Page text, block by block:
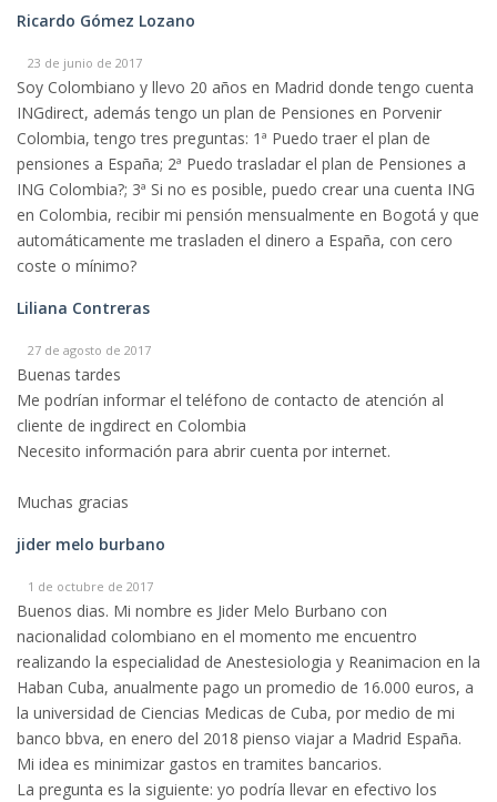
Ricardo Gómez Lozano
23 de junio de 2017
Soy Colombiano y llevo 20 años en Madrid donde tengo cuenta
INGdirect, además tengo un plan de Pensiones en Porvenir
Colombia, tengo tres preguntas: 1ª Puedo traer el plan de
pensiones a España; 2ª Puedo trasladar el plan de Pensiones a
ING Colombia?; 3ª Si no es posible, puedo crear una cuenta ING
en Colombia, recibir mi pensión mensualmente en Bogotá y que
automáticamente me trasladen el dinero a España, con cero
coste o mínimo?
Liliana Contreras
27 de agosto de 2017
Buenas tardes
Me podrían informar el teléfono de contacto de atención al
cliente de ingdirect en Colombia
Necesito información para abrir cuenta por internet.
Muchas gracias
jider melo burbano
1 de octubre de 2017
Buenos dias. Mi nombre es Jider Melo Burbano con
nacionalidad colombiano en el momento me encuentro
realizando la especialidad de Anestesiologia y Reanimacion en la
Haban Cuba, anualmente pago un promedio de 16.000 euros, a
la universidad de Ciencias Medicas de Cuba, por medio de mi
banco bbva, en enero del 2018 pienso viajar a Madrid España.
Mi idea es minimizar gastos en tramites bancarios.
La pregunta es la siguiente: yo podría llevar en efectivo los